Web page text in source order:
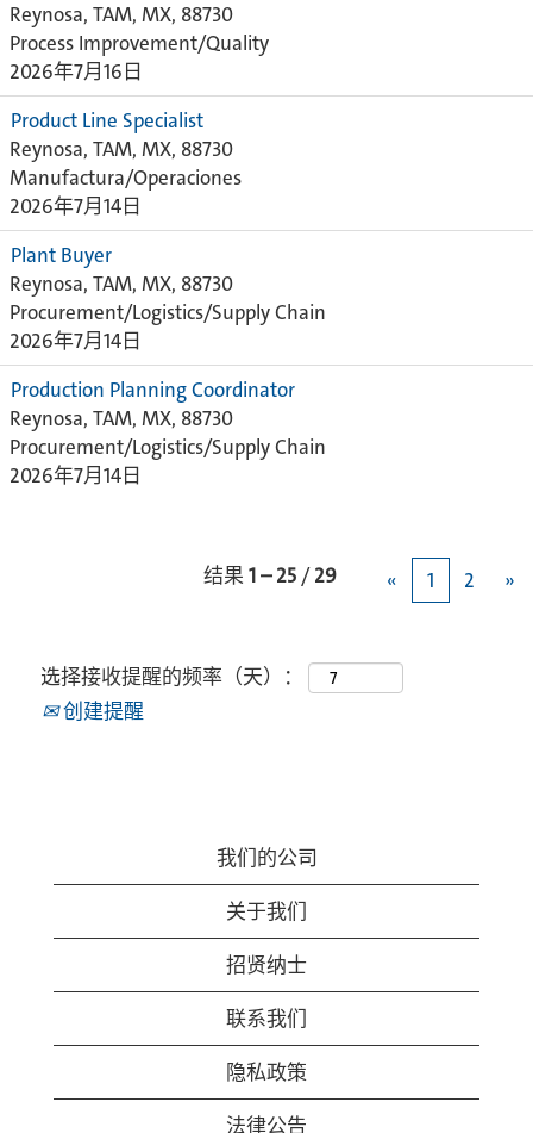
Reynosa, TAM, MX, 88730
Process Improvement/Quality
2026年7月16日
Product Line Specialist
Reynosa, TAM, MX, 88730
Manufactura/Operaciones
2026年7月14日
Plant Buyer
Reynosa, TAM, MX, 88730
Procurement/Logistics/Supply Chain
2026年7月14日
Production Planning Coordinator
Reynosa, TAM, MX, 88730
Procurement/Logistics/Supply Chain
2026年7月14日
结果 1 – 25 /29 « 1 2 »
选择接收提醒的频率（天）：
创建提醒
我们的公司
关于我们
招贤纳士
联系我们
隐私政策
法律公告